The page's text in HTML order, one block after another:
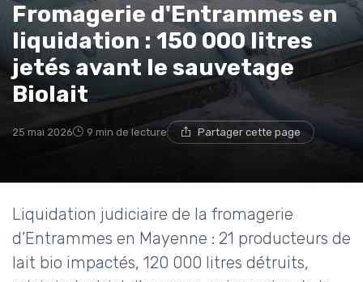
Fromagerie d'Entrammes en
liquidation : 150 000 litres
jetés avant le sauvetage
Biolait
25 mai 2026 9 min de lecture Partager cette page
Liquidation judiciaire de la fromagerie
d’Entrammes en Mayenne : 21 producteurs de
lait bio impactés, 120 000 litres détruits,